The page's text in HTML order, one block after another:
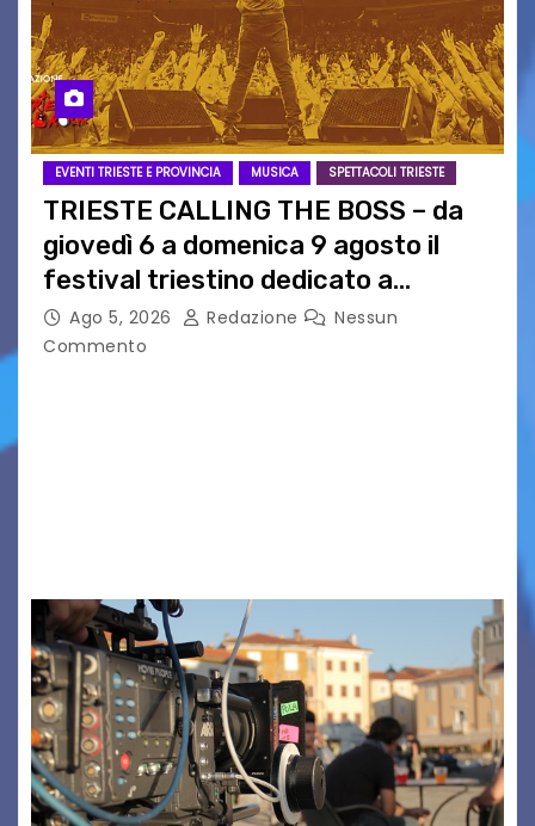
EVENTI TRIESTE E PROVINCIA MUSICA SPETTACOLI TRIESTE
TRIESTE CALLING THE BOSS – da
giovedì 6 a domenica 9 agosto il
festival triestino dedicato a
Springsteen
Ago 5, 2026 Redazione
Nessun
Commento